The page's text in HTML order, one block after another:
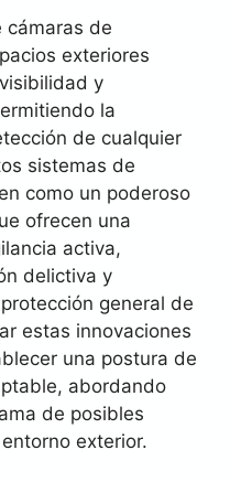
cámaras de
exteriores
y
la
de cualquier
sistemas de
como un poderoso
ofrecen una
activa,
delictiva y
general de
estas innovaciones
una postura de
abordando
de posibles
exterior.